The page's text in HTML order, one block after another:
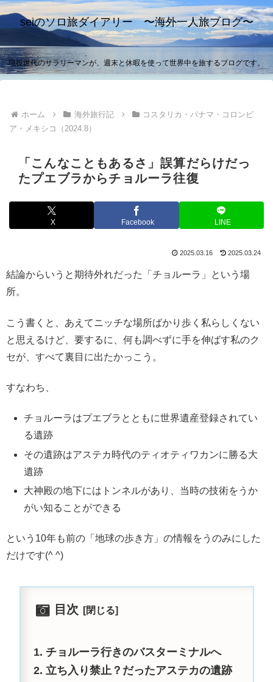
seiのソロ旅ダイアリー 〜海外一人旅ブログ〜
現役世代のサラリーマンが、週末と休暇を使って世界中を旅するブログです。
ホーム 海外旅行記
コスタリカ・パナマ・コロンビ
ア・メキシコ（2024.8）
「こんなこともあるさ」誤算だらけだっ
たプエブラからチョルーラ往復
X Facebook LINE
2025.03.16 2025.03.24
結論からいうと期待外れだった「チョルーラ」という場
所。
こう書くと、あえてニッチな場所ばかり歩く私らしくない
と思えるけど、要するに、何も調べずに手を伸ばす私のク
セが、すべて裏目に出たかっこう。
すなわち、
チョルーラはプエブラとともに世界遺産登録されてい
る遺跡
その遺跡はアステカ時代のティオティワカンに勝る大
遺跡
大神殿の地下にはトンネルがあり、当時の技術をうか
がい知ることができる
という10年も前の「地球の歩き方」の情報をうのみにした
だけです(^ ^)
目次
チョルーラ行きのバスターミナルへ
立ち入り禁止？だったアステカの遺跡